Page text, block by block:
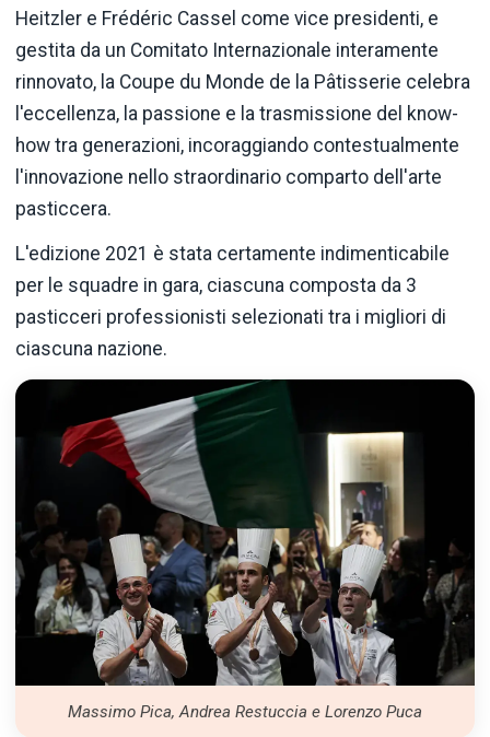
Heitzler e Frédéric Cassel come vice presidenti, e
gestita da un Comitato Internazionale interamente
rinnovato, la Coupe du Monde de la Pâtisserie celebra
l'eccellenza, la passione e la trasmissione del know-
how tra generazioni, incoraggiando contestualmente
l'innovazione nello straordinario comparto dell'arte
pasticcera.
L'edizione 2021 è stata certamente indimenticabile
per le squadre in gara, ciascuna composta da 3
pasticceri professionisti selezionati tra i migliori di
ciascuna nazione.
Massimo Pica, Andrea Restuccia e Lorenzo Puca